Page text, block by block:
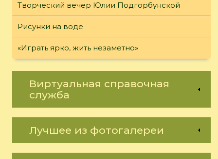
Творческий вечер Юлии Подгорбунской
Рисунки на воде
«Играть ярко, жить незаметно»
Виртуальная справочная
служба
Лучшее из фотогалереи